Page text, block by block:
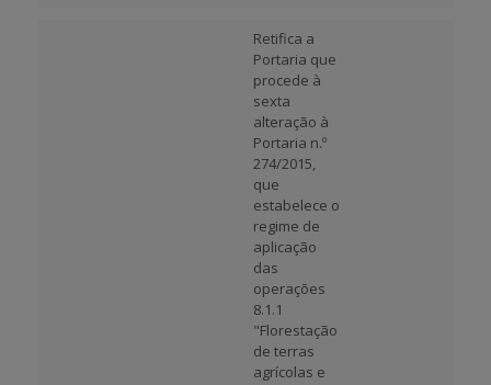
Retifica a
Portaria que
procede à
sexta
alteração à
Portaria n.º
274/2015,
que
estabelece o
regime de
aplicação
das
operações
8.1.1
"Florestação
de terras
agrícolas e